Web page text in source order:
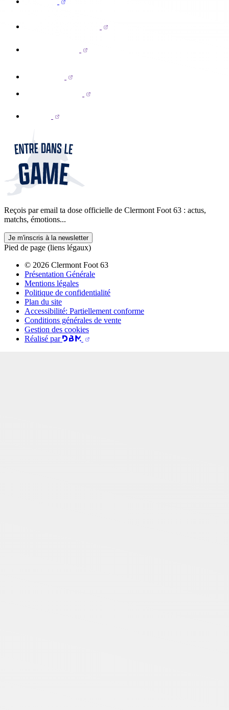
Reçois par email ta dose officielle de Clermont Foot 63 : actus,
matchs, émotions...
Je m'inscris à la newsletter
Pied de page (liens légaux)
© 2026 Clermont Foot 63
Présentation Générale
Mentions légales
Politique de confidentialité
Plan du site
Accessibilité: Partiellement conforme
Conditions générales de vente
Gestion des cookies
Réalisé par